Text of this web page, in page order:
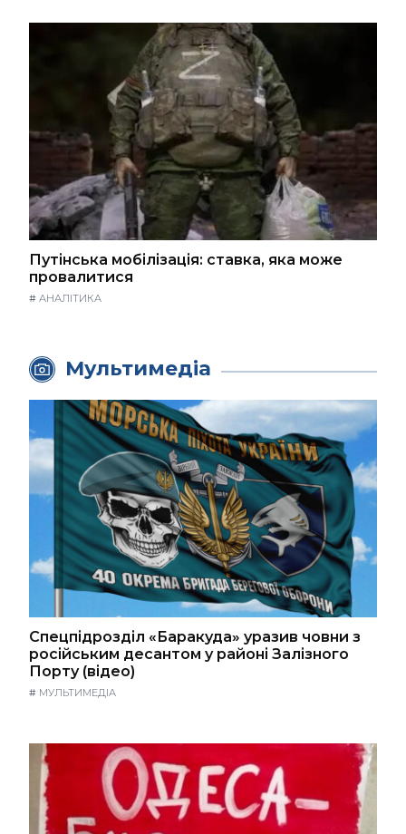
Путінська мобілізація: ставка, яка може
провалитися
# АНАЛІТИКА
Мультимедіа
Спецпідрозділ «Баракуда» уразив човни з
російським десантом у районі Залізного
Порту (відео)
# МУЛЬТИМЕДІА